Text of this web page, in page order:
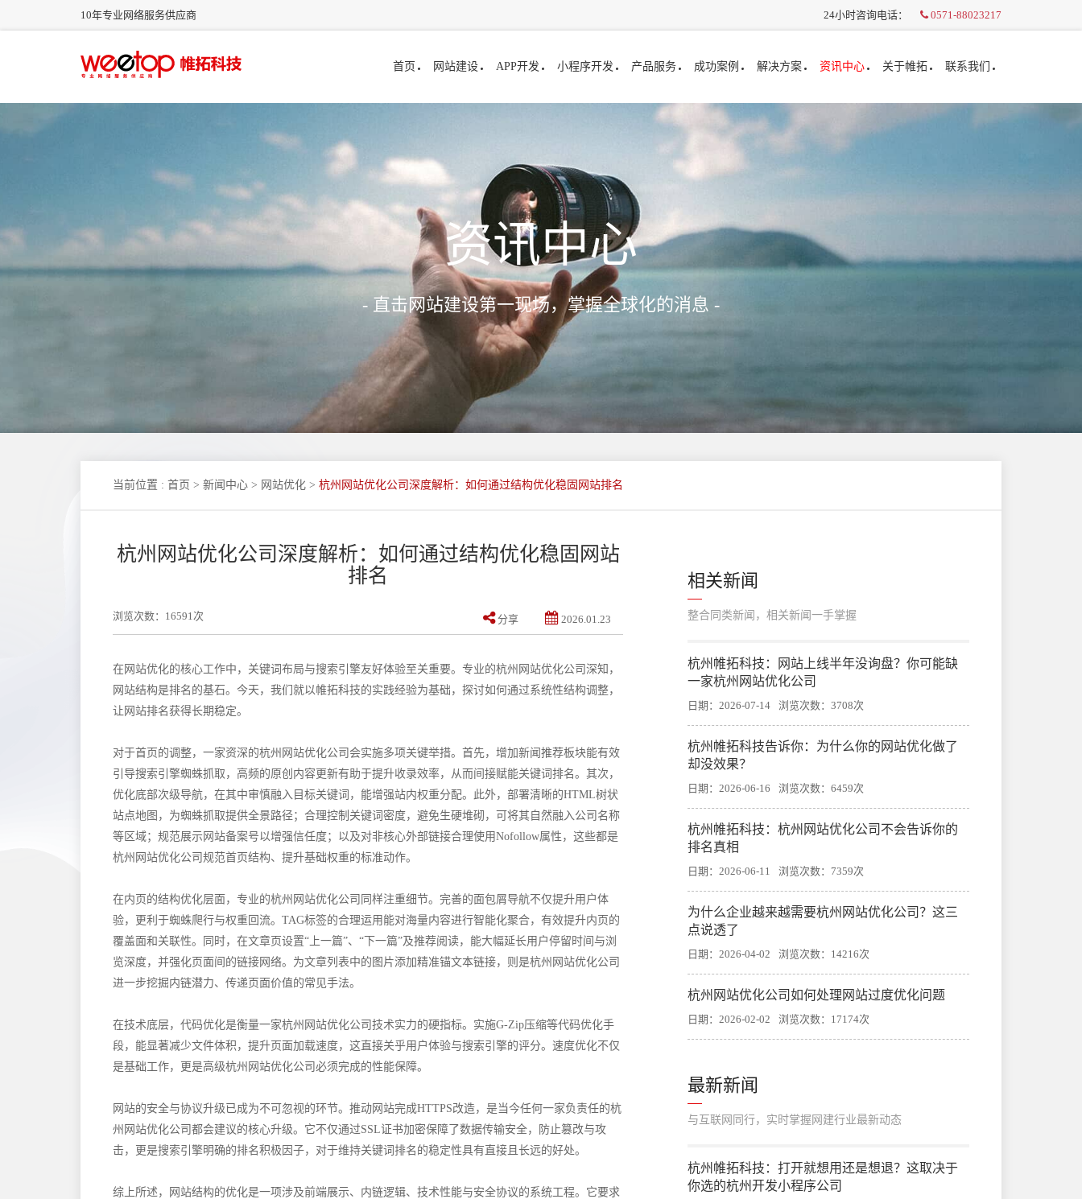
24小时咨询电话： 0571-88023217
10年专业网络服务供应商
首页 网站建设 APP开发 小程序开发 产品服务 成功案例 解决方案 资讯中心 关于帷拓 联系我们
资讯中心
- 直击网站建设第一现场，掌握全球化的消息 -
当前位置 : 首页 > 新闻中心 > 网站优化 > 杭州网站优化公司深度解析：如何通过结构优化稳固网站排名
杭州网站优化公司深度解析：如何通过结构优化稳固网站
排名
分享 2026.01.23
浏览次数：16591次
在网站优化的核心工作中，关键词布局与搜索引擎友好体验至关重要。专业的杭州网站优化公司深知，
网站结构是排名的基石。今天，我们就以帷拓科技的实践经验为基础，探讨如何通过系统性结构调整，
让网站排名获得长期稳定。
对于首页的调整，一家资深的杭州网站优化公司会实施多项关键举措。首先，增加新闻推荐板块能有效
引导搜索引擎蜘蛛抓取，高频的原创内容更新有助于提升收录效率，从而间接赋能关键词排名。其次，
优化底部次级导航，在其中审慎融入目标关键词，能增强站内权重分配。此外，部署清晰的HTML树状
站点地图，为蜘蛛抓取提供全景路径；合理控制关键词密度，避免生硬堆砌，可将其自然融入公司名称
等区域；规范展示网站备案号以增强信任度；以及对非核心外部链接合理使用Nofollow属性，这些都是
杭州网站优化公司规范首页结构、提升基础权重的标准动作。
在内页的结构优化层面，专业的杭州网站优化公司同样注重细节。完善的面包屑导航不仅提升用户体
验，更利于蜘蛛爬行与权重回流。TAG标签的合理运用能对海量内容进行智能化聚合，有效提升内页的
覆盖面和关联性。同时，在文章页设置“上一篇”、“下一篇”及推荐阅读，能大幅延长用户停留时间与浏
览深度，并强化页面间的链接网络。为文章列表中的图片添加精准锚文本链接，则是杭州网站优化公司
进一步挖掘内链潜力、传递页面价值的常见手法。
在技术底层，代码优化是衡量一家杭州网站优化公司技术实力的硬指标。实施G-Zip压缩等代码优化手
段，能显著减少文件体积，提升页面加载速度，这直接关乎用户体验与搜索引擎的评分。速度优化不仅
是基础工作，更是高级杭州网站优化公司必须完成的性能保障。
网站的安全与协议升级已成为不可忽视的环节。推动网站完成HTTPS改造，是当今任何一家负责任的杭
州网站优化公司都会建议的核心升级。它不仅通过SSL证书加密保障了数据传输安全，防止篡改与攻
击，更是搜索引擎明确的排名积极因子，对于维持关键词排名的稳定性具有直接且长远的好处。
综上所述，网站结构的优化是一项涉及前端展示、内链逻辑、技术性能与安全协议的系统工程。它要求
相关新闻
整合同类新闻，相关新闻一手掌握
​杭州帷拓科技：网站上线半年没询盘？你可能缺
一家杭州网站优化公司
日期：2026-07-14 浏览次数：3708次
杭州帷拓科技告诉你：为什么你的网站优化做了
却没效果？
日期：2026-06-16 浏览次数：6459次
杭州帷拓科技：杭州网站优化公司不会告诉你的
排名真相
日期：2026-06-11 浏览次数：7359次
为什么企业越来越需要杭州网站优化公司？这三
点说透了
日期：2026-04-02 浏览次数：14216次
杭州网站优化公司如何处理网站过度优化问题
日期：2026-02-02 浏览次数：17174次
最新新闻
与互联网同行，实时掌握网建行业最新动态
杭州帷拓科技：打开就想用还是想退？这取决于
你选的杭州开发小程序公司